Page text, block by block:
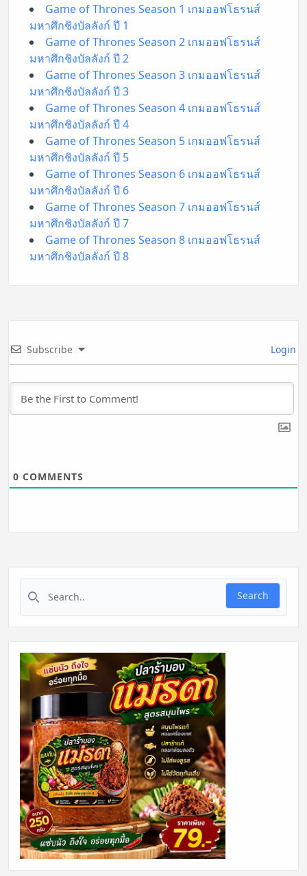
Game of Thrones Season 1 เกมออฟโธรนส์
มหาศึกชิงบัลลังก์ ปี 1
Game of Thrones Season 2 เกมออฟโธรนส์
มหาศึกชิงบัลลังก์ ปี 2
Game of Thrones Season 3 เกมออฟโธรนส์
มหาศึกชิงบัลลังก์ ปี 3
Game of Thrones Season 4 เกมออฟโธรนส์
มหาศึกชิงบัลลังก์ ปี 4
Game of Thrones Season 5 เกมออฟโธรนส์
มหาศึกชิงบัลลังก์ ปี 5
Game of Thrones Season 6 เกมออฟโธรนส์
มหาศึกชิงบัลลังก์ ปี 6
Game of Thrones Season 7 เกมออฟโธรนส์
มหาศึกชิงบัลลังก์ ปี 7
Game of Thrones Season 8 เกมออฟโธรนส์
มหาศึกชิงบัลลังก์ ปี 8
Subscribe Login
0 COMMENTS
Search for:
Search